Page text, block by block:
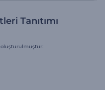
Tanıtımı
oluşturulmuştur: